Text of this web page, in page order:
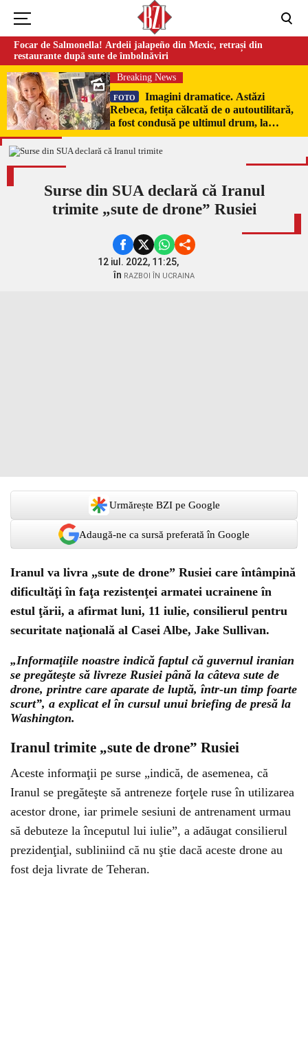
Focar de Salmonella! Ardeii jalapeño din Mexic, retrași din
restaurante după sute de îmbolnăviri
Breaking News
FOTO
Imagini dramatice. Astăzi
Rebeca, fetița călcată de o autoutilitară,
a fost condusă pe ultimul drum, la
Poduri. În sicriul alb al micuței au fost
puși pumni de bani și jucării –
Surse din SUA declară că Iranul
trimite „sute de drone” Rusiei
12 iul. 2022, 11:25,
în RAZBOI ÎN UCRAINA
Urmărește BZI pe Google
Adaugă-ne ca sursă preferată în Google
Iranul va livra „sute de drone” Rusiei care întâmpină
dificultăţi în faţa rezistenţei armatei ucrainene în
estul ţării, a afirmat luni, 11 iulie, consilierul pentru
securitate naţională al Casei Albe, Jake Sullivan.
„Informaţiile noastre indică faptul că guvernul iranian
se pregăteşte să livreze Rusiei până la câteva sute de
drone, printre care aparate de luptă, într-un timp foarte
scurt”, a explicat el în cursul unui briefing de presă la
Washington.
Iranul trimite „sute de drone” Rusiei
Aceste informaţii pe surse „indică, de asemenea, că
Iranul se pregăteşte să antreneze forţele ruse în utilizarea
acestor drone, iar primele sesiuni de antrenament urmau
să debuteze la începutul lui iulie”, a adăugat consilierul
prezidenţial, subliniind că nu ştie dacă aceste drone au
fost deja livrate de Teheran.